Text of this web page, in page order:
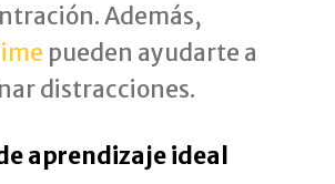
Además,
pueden ayudarte a
distracciones.
aprendizaje ideal